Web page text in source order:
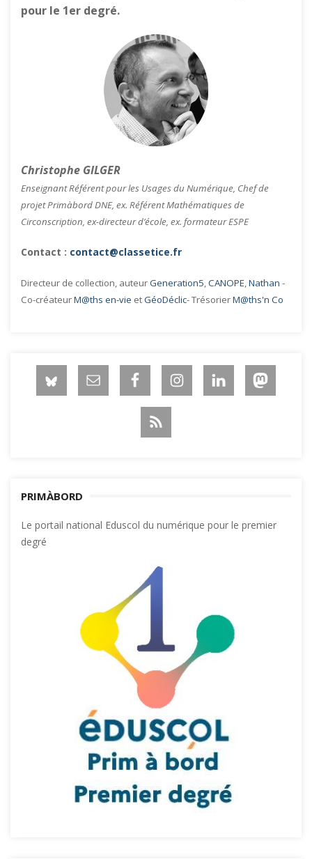
pour le 1er degré.
Christophe GILGER
Enseignant Référent pour les Usages du Numérique, Chef de
projet Primàbord DNE, ex. Référent Mathématiques de
Circonscription, ex-directeur d’école, ex. formateur ESPE
Contact : contact@classetice.fr
Directeur de collection, auteurGeneration5,CANOPE,Nathan -
Co-créateurM@ths en-vie etGéoDéclic- TrésorierM@ths'n Co
PRIMÀBORD
Le portail national Eduscol du numérique pour le premier
degré